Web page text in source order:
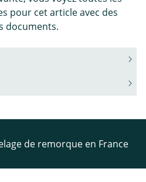
pour cet article avec des
documents.
de remorque en France